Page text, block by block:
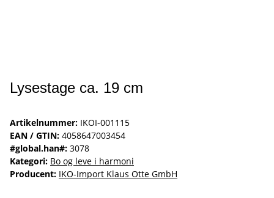
Lysestage ca. 19 cm
Artikelnummer: IKOI-001115
EAN / GTIN: 4058647003454
#global.han#: 3078
Kategori: Bo og leve i harmoni
Producent: IKO-Import Klaus Otte GmbH